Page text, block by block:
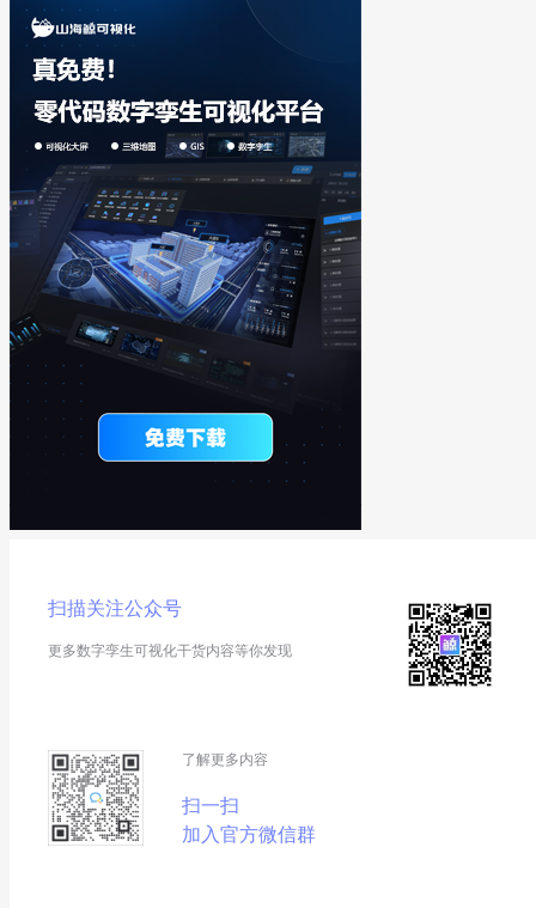
扫描关注公众号
更多数字孪生可视化干货内容等你发现
了解更多内容
扫一扫
加入官方微信群